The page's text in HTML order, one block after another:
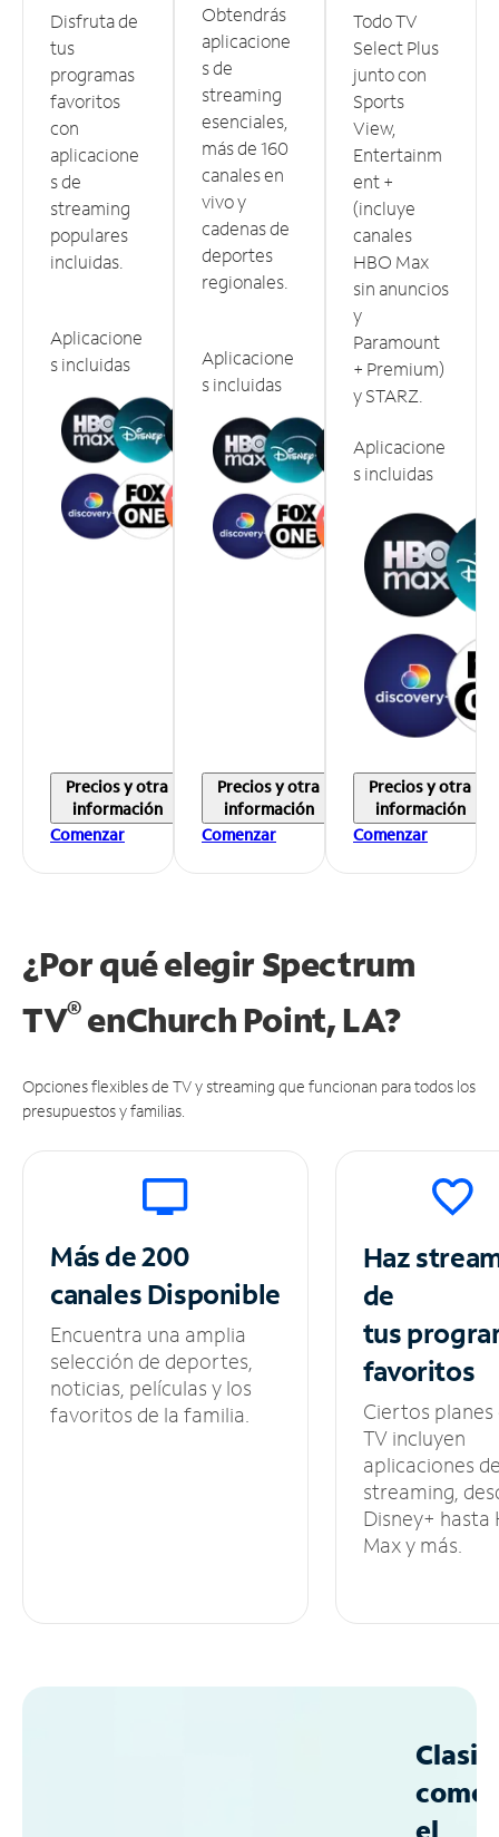
Disfruta de
tus
programas
favoritos
con
aplicacione
s de
streaming
populares
incluidas.
Aplicacione
s incluidas
Precios y otra
información
Comenzar
Obtendrás
aplicacione
s de
streaming
esenciales,
más de 160
canales en
vivo y
cadenas de
deportes
regionales.
Aplicacione
s incluidas
Precios y otra
información
Comenzar
Todo TV
Select Plus
junto con
Sports
View,
Entertainm
ent +
(incluye
canales
HBO Max
sin anuncios
y
Paramount
+ Premium)
y STARZ.
Aplicacione
s incluidas
Precios y otra
información
Comenzar
¿Por qué elegir Spectrum
TV®enChurch Point, LA?
Opciones flexibles de TV y streaming que funcionan para todos los
presupuestos y familias.
Más de 200
canalesDisponible
Encuentra una amplia
selección de deportes,
noticias, películas y los
favoritos de la familia.
Haz
de
tus
favoritos
Ciertos planes
TV incluyen
aplicaciones
streaming,
Disney+ hasta
Max y más.
como
el